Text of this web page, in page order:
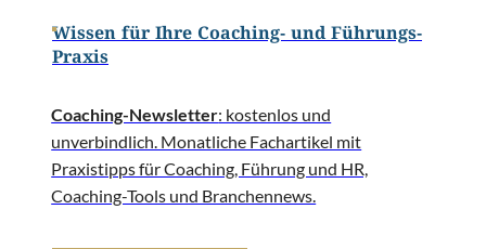
Wissen für Ihre Coaching- und Führungs-
Praxis
Coaching-Newsletter: kostenlos und
unverbindlich. Monatliche Fachartikel mit
Praxistipps für Coaching, Führung und HR,
Coaching-Tools und Branchennews.